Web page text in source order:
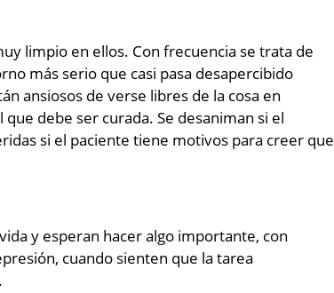
limpio en ellos. Con frecuencia se trata de
más serio que casi pasa desapercibido
ansiosos de verse libres de la cosa en
debe ser curada. Se desaniman si el
si el paciente tiene motivos para creer que
y esperan hacer algo importante, con
cuando sienten que la tarea